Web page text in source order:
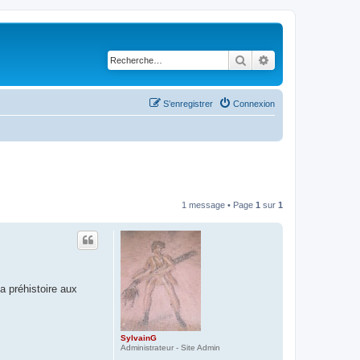
Rechercher
Connexion
S’enregistrer
1 message • Page 1 sur 1
SylvainG
Administrateur - Site Admin
préhistoire aux